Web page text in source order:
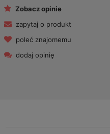
Zobacz opinie
zapytaj o produkt
poleć znajomemu
dodaj opinię